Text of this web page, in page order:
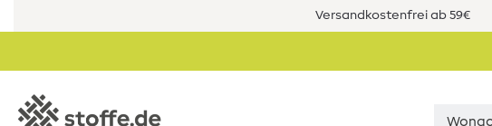
Versandkostenfrei ab 59€